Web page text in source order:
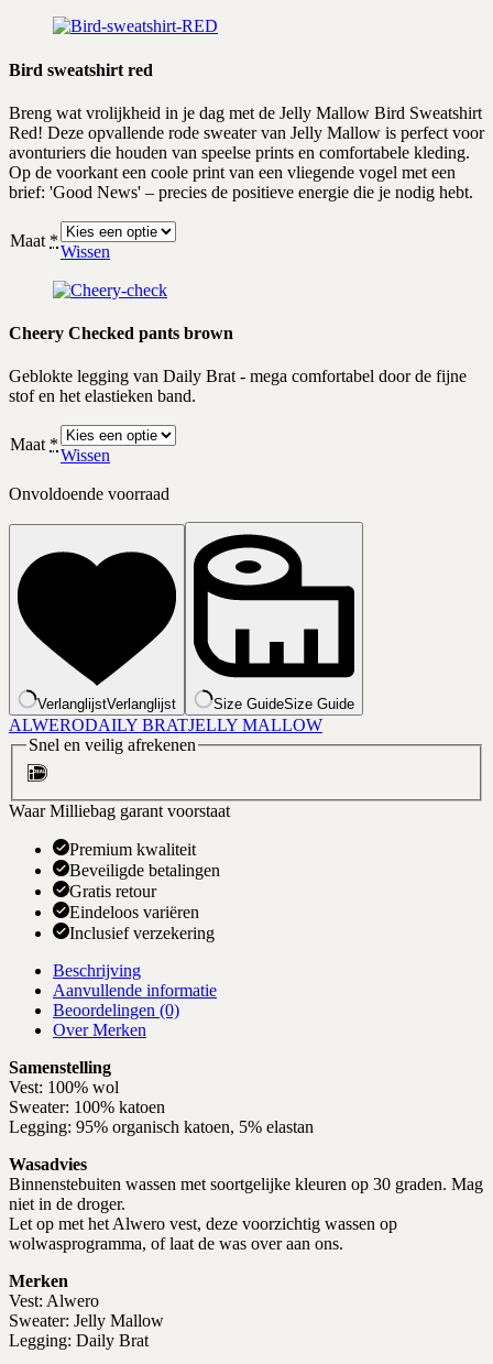
Bird sweatshirt red
Breng wat vrolijkheid in je dag met de Jelly Mallow Bird Sweatshirt
Red! Deze opvallende rode sweater van Jelly Mallow is perfect voor
avonturiers die houden van speelse prints en comfortabele kleding.
Op de voorkant een coole print van een vliegende vogel met een
brief: 'Good News' – precies de positieve energie die je nodig hebt.
Maat *
Wissen
Cheery Checked pants brown
Geblokte legging van Daily Brat - mega comfortabel door de fijne
stof en het elastieken band.
Maat *
Wissen
Onvoldoende voorraad
VerlanglijstVerlanglijst Size GuideSize Guide
ALWERODAILY BRATJELLY MALLOW
Snel en veilig afrekenen
Waar Milliebag garant voorstaat
Premium kwaliteit
Beveiligde betalingen
Gratis retour
Eindeloos variëren
Inclusief verzekering
Beschrijving
Aanvullende informatie
Beoordelingen (0)
Over Merken
Samenstelling
Vest: 100% wol
Sweater: 100% katoen
Legging: 95% organisch katoen, 5% elastan
Wasadvies
Binnenstebuiten wassen met soortgelijke kleuren op 30 graden. Mag
niet in de droger.
Let op met het Alwero vest, deze voorzichtig wassen op
wolwasprogramma, of laat de was over aan ons.
Merken
Vest: Alwero
Sweater: Jelly Mallow
Legging: Daily Brat